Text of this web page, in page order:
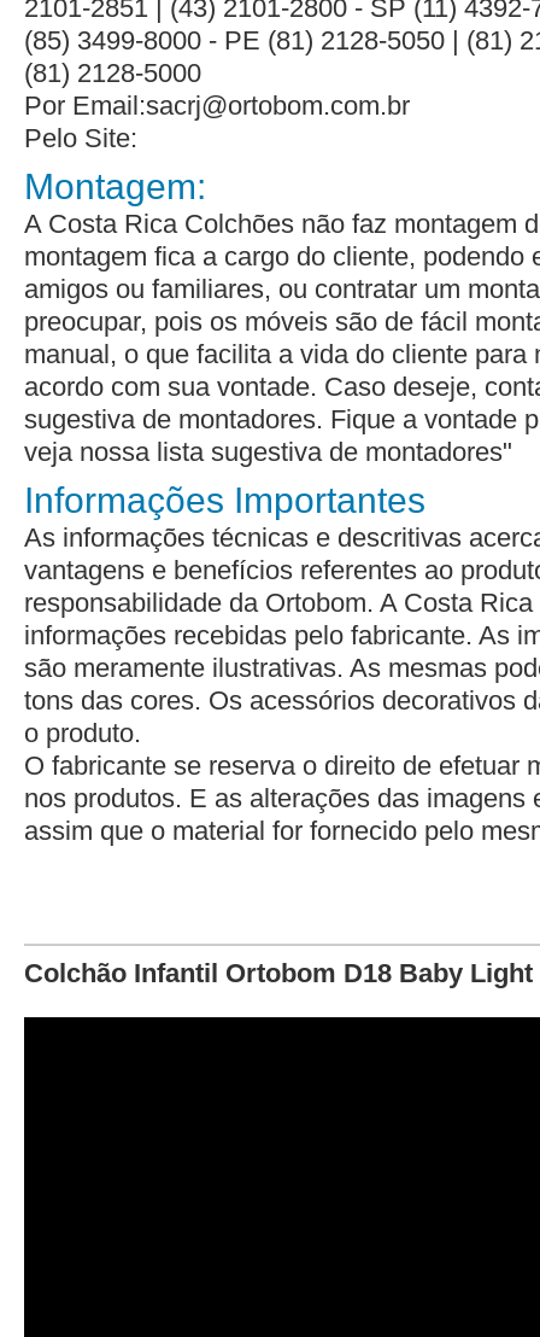
2101-2851 | (43) 2101-2800 - SP (11)
(85) 3499-8000 - PE (81) 2128-5050 | (81)
(81) 2128-5000
Por Email:sacrj@ortobom.com.br
Pelo Site:
Montagem:
A Costa Rica Colchões não faz montagem
montagem fica a cargo do cliente, podendo
amigos ou familiares, ou contratar um
preocupar, pois os móveis são de fácil
manual, o que facilita a vida do cliente para
acordo com sua vontade. Caso deseje,
sugestiva de montadores. Fique a vontade
veja nossa lista sugestiva de montadores"
Informações Importantes
As informações técnicas e descritivas
vantagens e benefícios referentes ao
responsabilidade da Ortobom. A Costa
informações recebidas pelo fabricante. As
são meramente ilustrativas. As mesmas
tons das cores. Os acessórios decorativos
o produto.
O fabricante se reserva o direito de efetuar
nos produtos. E as alterações das imagens
assim que o material for fornecido pelo
Colchão Infantil Ortobom D18 Baby Light